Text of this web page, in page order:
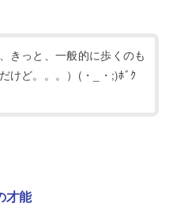
きっと、一般的に歩くのも
けど。。。）(・_・;)ﾎﾞｸ
才能